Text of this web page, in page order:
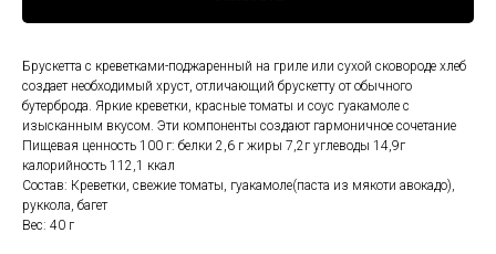
Брускетта с креветками-поджаренный на гриле или сухой сковороде хлеб
создает необходимый хруст, отличающий брускетту от обычного
бутерброда. Яркие креветки, красные томаты и соус гуакамоле с
изысканным вкусом. Эти компоненты создают гармоничное сочетание
Пищевая ценность 100 г: белки 2,6 г жиры 7,2г углеводы 14,9г
калорийность 112,1 ккал
Состав: Креветки, свежие томаты, гуакамоле(паста из мякоти авокадо),
руккола, багет
Вес: 40 г